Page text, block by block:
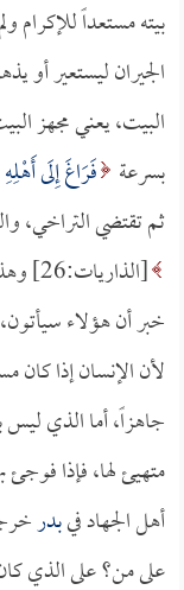
بيته مستعداً
الجيران ليستعير
البيت، يعني مجهز
بسرعة فَرَاغَ إِلَى
ثم تقتضي التراخي،
خبر أن هؤلاء
لأن الإنسان إذا كان
جاهزاً، أما الذي
متهيئ لها، فإذا
أهل الجهاد فيبدر
على من؟ على الذي